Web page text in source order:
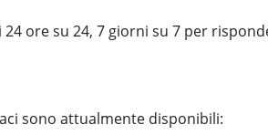
ore su 24, 7 giorni su 7 per
sono attualmente disponibili: